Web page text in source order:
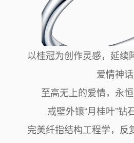
以桂冠为创作灵感，延续
爱情神话
至高无上的爱情，永
戒壁外镶“月桂叶”钻
完美纤指结构工程学，反